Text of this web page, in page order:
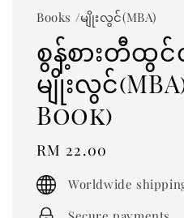
Books /မျိုးလွင်(MBA)
စွန့်စားတီထွင်
မျိုးလွင်
Book)
Regular
price
RM 22.00
Worldwide